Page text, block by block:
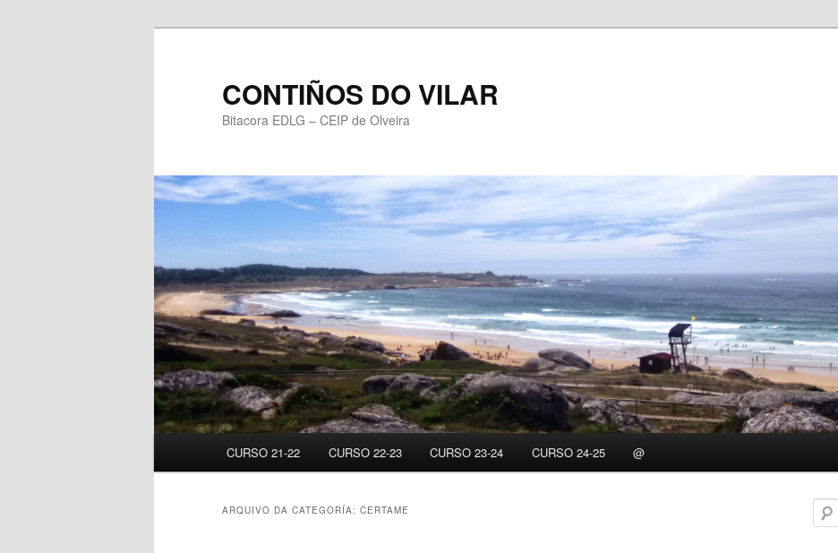
CONTIÑOS DO VILAR
Bitacora EDLG – CEIP de Olveira
CURSO 21-22 CURSO 22-23 CURSO 23-24 CURSO 24-25 @
ARQUIVO DA CATEGORÍA: CERTAME
u